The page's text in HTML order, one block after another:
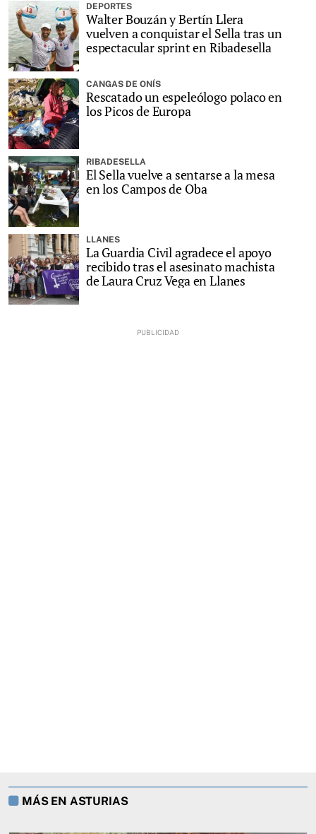
DEPORTES
Walter Bouzán y Bertín Llera
vuelven a conquistar el Sella tras un
espectacular sprint en Ribadesella
CANGAS DE ONÍS
Rescatado un espeleólogo polaco en
los Picos de Europa
RIBADESELLA
El Sella vuelve a sentarse a la mesa
en los Campos de Oba
LLANES
La Guardia Civil agradece el apoyo
recibido tras el asesinato machista
de Laura Cruz Vega en Llanes
MÁS EN ASTURIAS